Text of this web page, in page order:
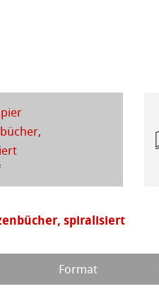
spiralisiert
Format